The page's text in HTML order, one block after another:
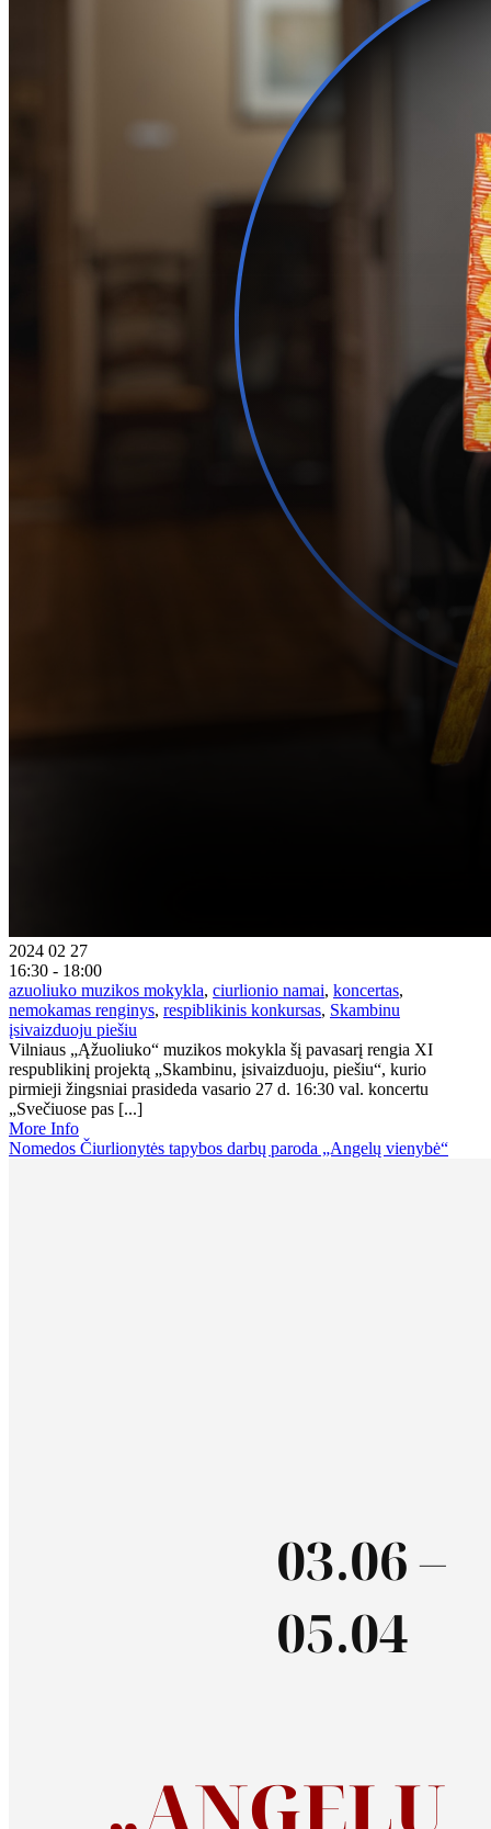
2024 02 27
16:30 - 18:00
azuoliuko muzikos mokykla, ciurlionio namai, koncertas,
nemokamas renginys, respiblikinis konkursas, Skambinu
įsivaizduoju piešiu
Vilniaus „Ąžuoliuko“ muzikos mokykla šį pavasarį rengia XI
respublikinį projektą „Skambinu, įsivaizduoju, piešiu“, kurio
pirmieji žingsniai prasideda vasario 27 d. 16:30 val. koncertu
„Svečiuose pas [...]
More Info
Nomedos Čiurlionytės tapybos darbų paroda „Angelų vienybė“